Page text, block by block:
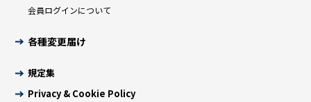
会員ログインについて
各種変更届け
規定集
Privacy & Cookie Policy